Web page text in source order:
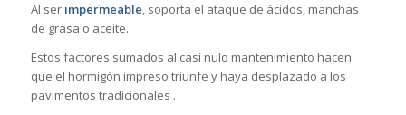
Al ser impermeable, soporta el ataque de ácidos, manchas
de grasa o aceite.
Estos factores sumados al casi nulo mantenimiento hacen
que el hormigón impreso triunfe y haya desplazado a los
pavimentos tradicionales .